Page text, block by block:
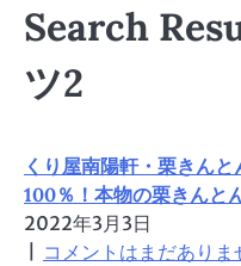
Search
ツ2
くり屋南陽軒・栗きん
100％！本物の栗きんと
2022年3月3日
コメントはまだありま